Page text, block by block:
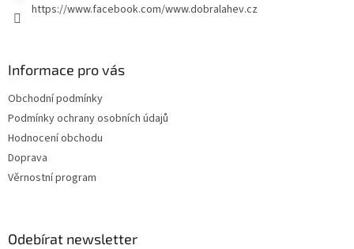
https://www.facebook.com/www.dobralahev.cz
Informace pro vás
Obchodní podmínky
Podmínky ochrany osobních údajů
Hodnocení obchodu
Doprava
Věrnostní program
Odebírat newsletter